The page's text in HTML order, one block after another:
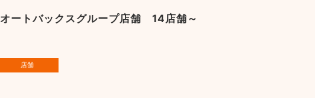
ートバックスグループ店舗 14店舗～